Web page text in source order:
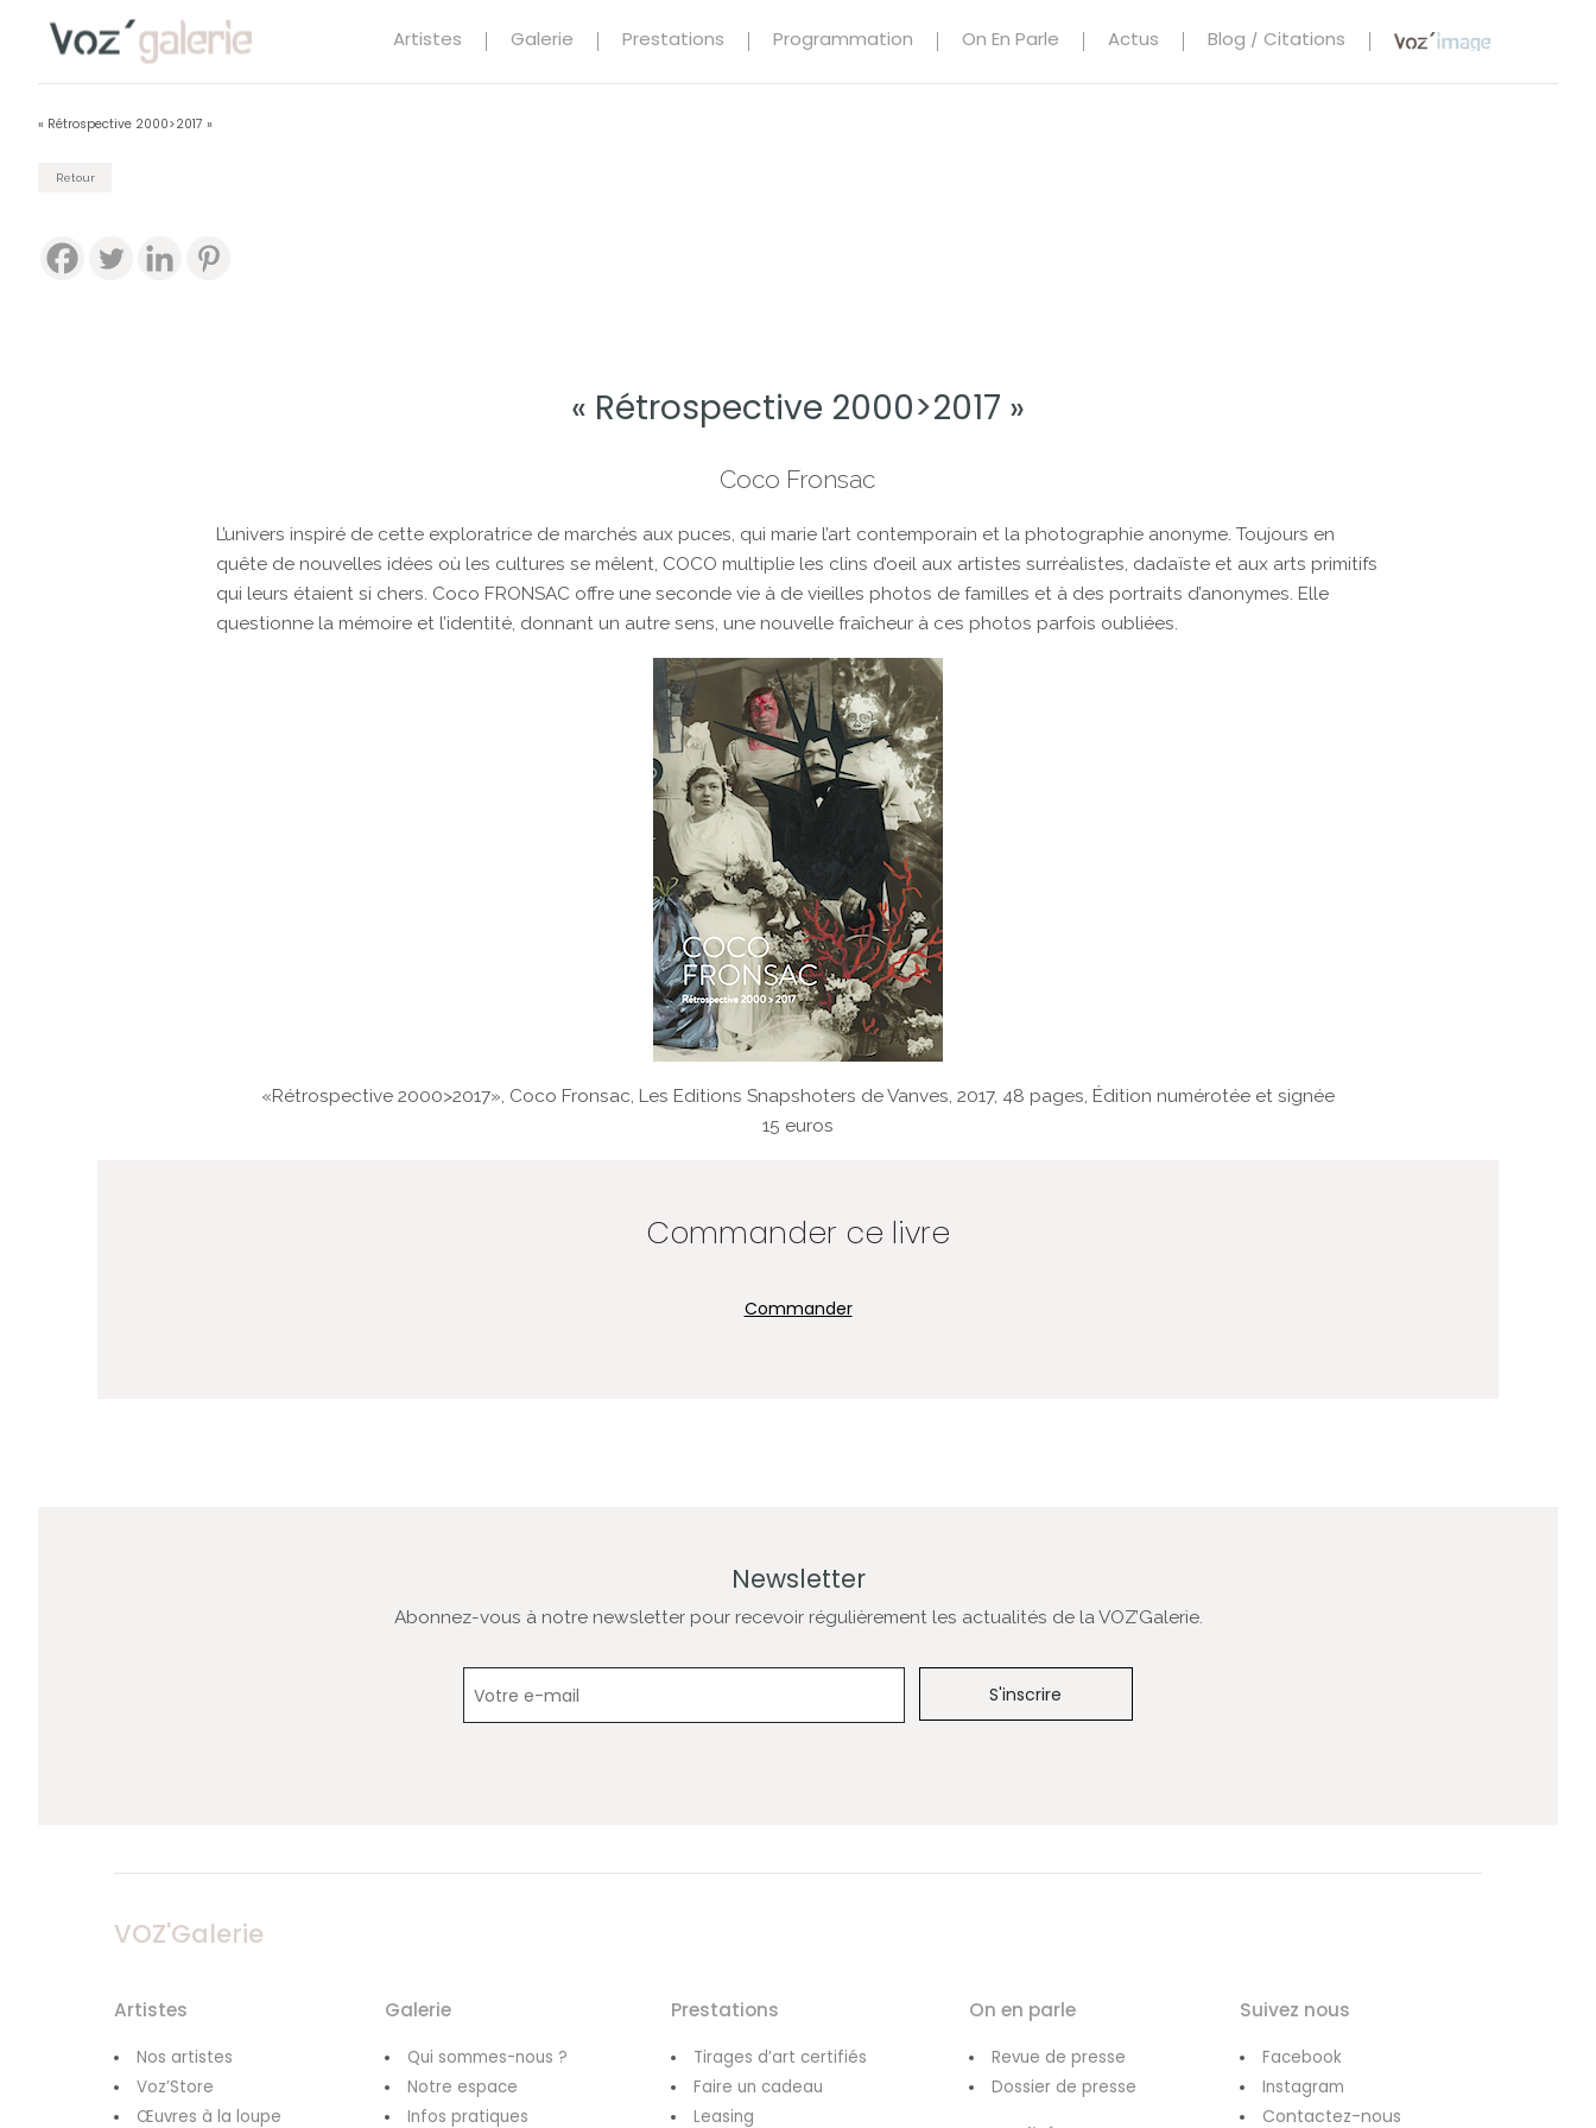
Artistes Galerie Prestations Programmation On En Parle Actus Blog / Citations
« Rétrospective 2000>2017 »
Retour
« Rétrospective 2000>2017 »
Coco Fronsac
L’univers inspiré de cette exploratrice de marchés aux puces, qui marie l’art contemporain et la photographie anonyme. Toujours en
quête de nouvelles idées où les cultures se mêlent, COCO multiplie les clins d’oeil aux artistes surréalistes, dadaïste et aux arts primitifs
qui leurs étaient si chers. Coco FRONSAC offre une seconde vie à de vieilles photos de familles et à des portraits d’anonymes. Elle
questionne la mémoire et l’identité, donnant un autre sens, une nouvelle fraîcheur à ces photos parfois oubliées.
«Rétrospective 2000>2017», Coco Fronsac, Les Editions Snapshoters de Vanves, 2017, 48 pages, Édition numérotée et signée
15 euros
Commander ce livre
Commander
Newsletter
Abonnez-vous à notre newsletter pour recevoir régulièrement les actualités de la VOZ’Galerie.
VOZ'Galerie
Artistes
Nos artistes
Voz’Store
Œuvres à la loupe
Galerie
Qui sommes-nous ?
Notre espace
Infos pratiques
Prestations
Tirages d’art certifiés
Faire un cadeau
Leasing
On en parle
Revue de presse
Dossier de presse
Suivez nous
Facebook
Instagram
Contactez-nous